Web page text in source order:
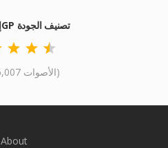
MP4 إلى 3GP تصنيف الجودة
(16,007 الأصوات)
About